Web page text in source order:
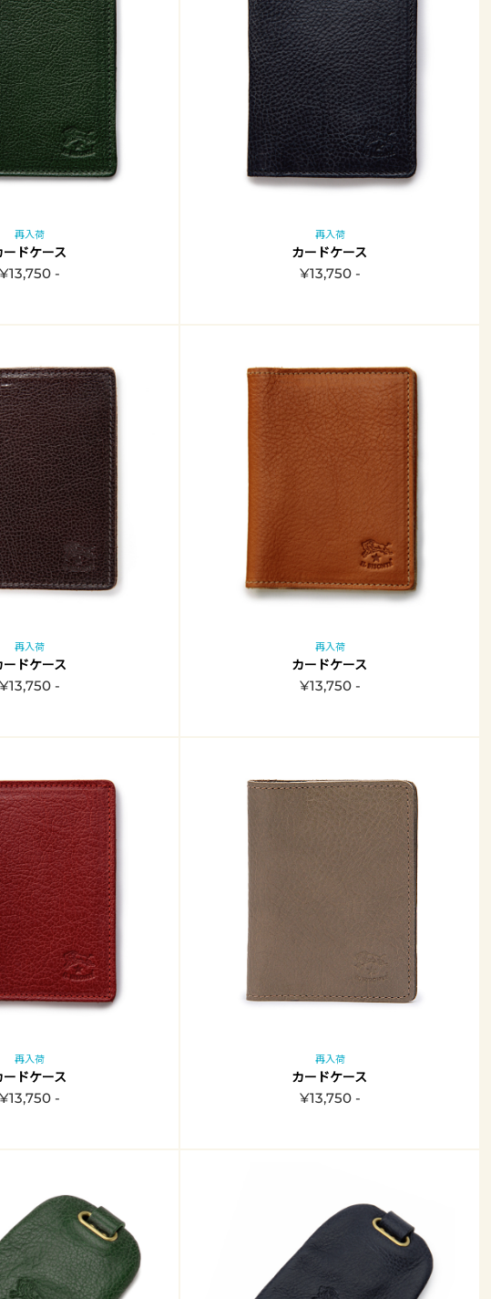
再入荷
ードケース
¥13,750 -
再入荷
カードケース
¥13,750 -
再入荷
ードケース
¥13,750 -
再入荷
カードケース
¥13,750 -
再入荷
ードケース
¥13,750 -
再入荷
カードケース
¥13,750 -